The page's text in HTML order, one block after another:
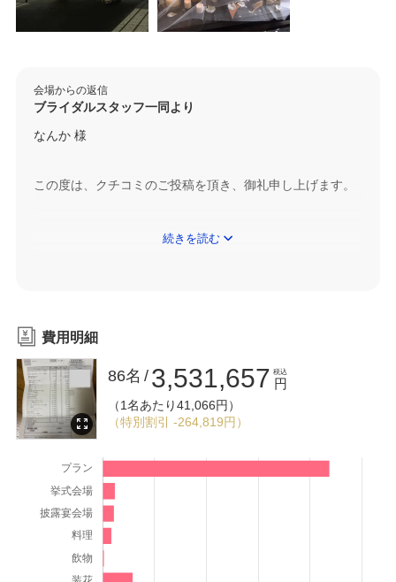
会場からの返信
ブライダルスタッフ一同より
なんか 様
この度は、クチコミのご投稿を頂き、御礼申し上げます。
これから結婚式をお考えになられる後輩カップル様へのご
KKRホテル金沢にお決め頂きましたポイントをご披露宴会
場（鳳凰B）の雰囲気とのことでございましたが、当ホテ
ルの中でも人気の高い会場でございます。城址公園が目の
前に広がり、四季折々の景観にゲストの方々も大変喜こば
れます。
春は、淡いピンクの桜・夏は、眩い緑・秋は、彩りの色彩
に染まり、冬はお城が見渡せる、一年を通して変化のある
景観が人気のスポットになっております。
アドバイスの中にございますフェアご来館での特典をご利
続きを読む
費用明細
86名 3,531,657 円
税込
（1名あたり41,066円）
（特別割引 -264,819円）